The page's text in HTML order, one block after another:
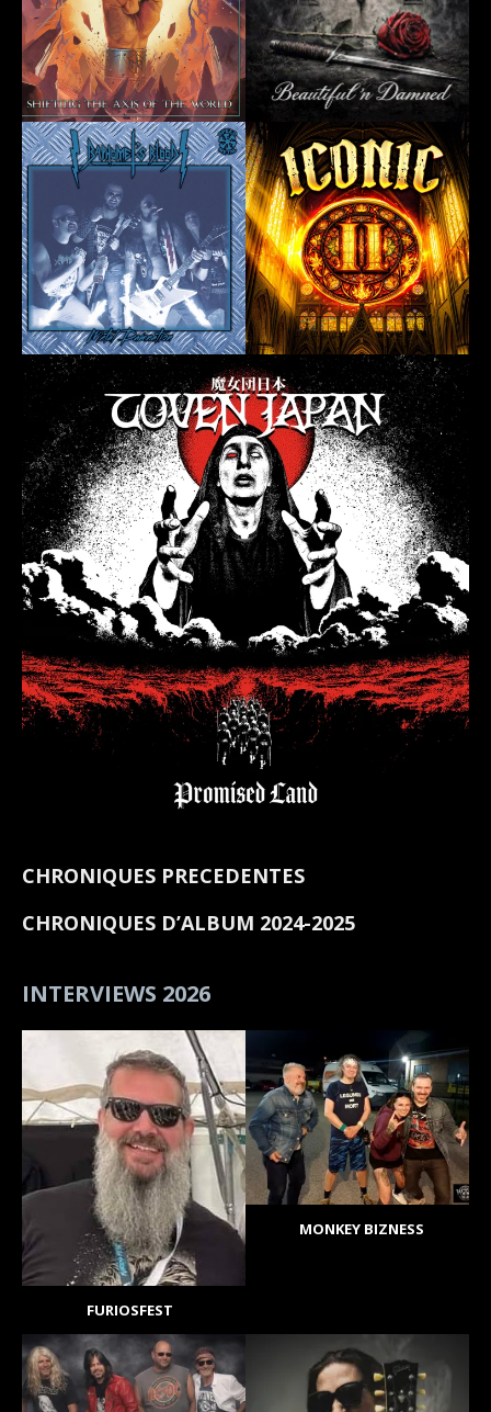
CHRONIQUES PRECEDENTES
CHRONIQUES D’ALBUM 2024-2025
INTERVIEWS 2026
FURIOSFEST
MONKEY BIZNESS